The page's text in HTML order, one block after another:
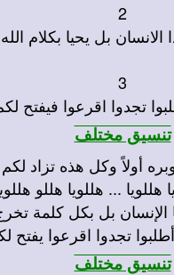
2
بل يحيا بكلام الله
3
تجدوا اقرعوا فيفتح لكم
تنسيق مختلف
هللويا ... هللويا هللو
تنسيق مختلف